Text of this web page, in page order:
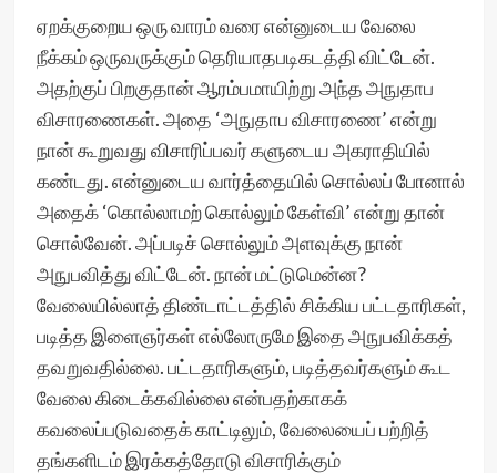
ஏறக்குறைய ஒரு வாரம் வரை என்னுடைய வேலை
நீக்கம் ஒருவருக்கும் தெரியாதபடிகடத்தி விட்டேன்.
அதற்குப் பிறகுதான் ஆரம்பமாயிற்று அந்த அநுதாப
விசாரணைகள். அதை ‘அநுதாப விசாரணை’ என்று
நான் கூறுவது விசாரிப்பவர் களுடைய அகராதியில்
கண்டது. என்னுடைய வார்த்தையில் சொல்லப் போனால்
அதைக் ‘கொல்லாமற் கொல்லும் கேள்வி’ என்று தான்
சொல்வேன். அப்படிச் சொல்லும் அளவுக்கு நான்
அநுபவித்து விட்டேன். நான் மட்டுமென்ன?
வேலையில்லாத் திண்டாட்டத்தில் சிக்கிய பட்டதாரிகள்,
படித்த இளைஞர்கள் எல்லோருமே இதை அநுபவிக்கத்
தவறுவதில்லை. பட்டதாரிகளும், படித்தவர்களும் கூட
வேலை கிடைக்கவில்லை என்பதற்காகக்
கவலைப்படுவதைக் காட்டிலும், வேலையைப் பற்றித்
தங்களிடம் இரக்கத்தோடு விசாரிக்கும்